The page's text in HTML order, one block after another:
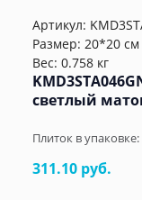
Артикул:
Размер: 20*20 см
Вес: 0.758 кг
светлый
Плиток в упаковке:
311.10 руб.